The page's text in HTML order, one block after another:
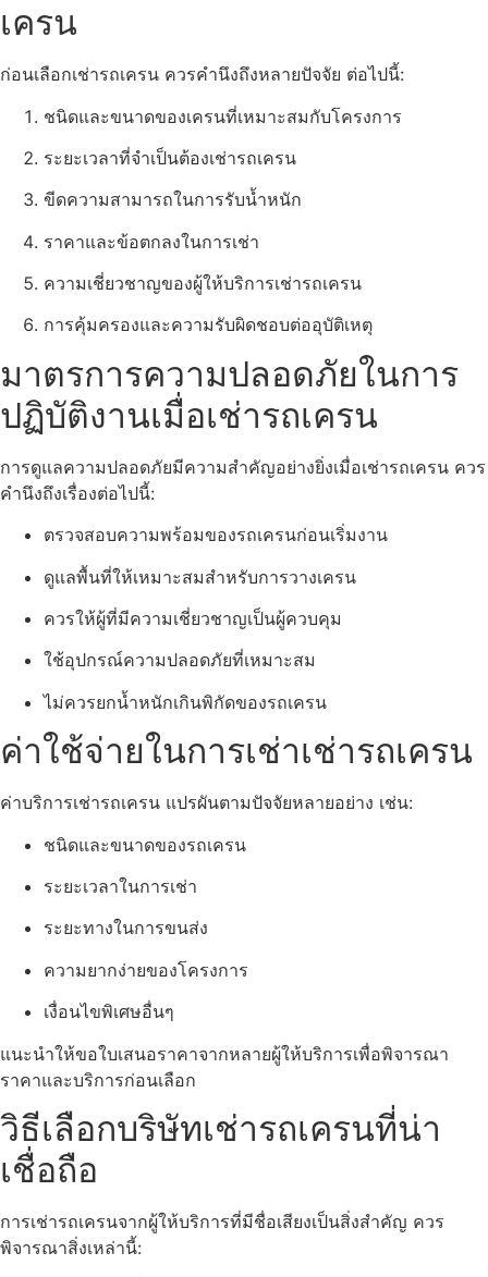
เครน
ก่อนเลือกเช่ารถเครน ควรคำนึงถึงหลายปัจจัย ต่อไปนี้:
ชนิดและขนาดของเครนที่เหมาะสมกับโครงการ
ระยะเวลาที่จำเป็นต้องเช่ารถเครน
ขีดความสามารถในการรับน้ำหนัก
ราคาและข้อตกลงในการเช่า
ความเชี่ยวชาญของผู้ให้บริการเช่ารถเครน
การคุ้มครองและความรับผิดชอบต่ออุบัติเหตุ
มาตรการความปลอดภัยในการ
ปฏิบัติงานเมื่อเช่ารถเครน
การดูแลความปลอดภัยมีความสำคัญอย่างยิ่งเมื่อเช่ารถเครน ควร
คำนึงถึงเรื่องต่อไปนี้:
ตรวจสอบความพร้อมของรถเครนก่อนเริ่มงาน
ดูแลพื้นที่ให้เหมาะสมสำหรับการวางเครน
ควรให้ผู้ที่มีความเชี่ยวชาญเป็นผู้ควบคุม
ใช้อุปกรณ์ความปลอดภัยที่เหมาะสม
ไม่ควรยกน้ำหนักเกินพิกัดของรถเครน
ค่าใช้จ่ายในการเช่าเช่ารถเครน
ค่าบริการเช่ารถเครน แปรผันตามปัจจัยหลายอย่าง เช่น:
ชนิดและขนาดของรถเครน
ระยะเวลาในการเช่า
ระยะทางในการขนส่ง
ความยากง่ายของโครงการ
เงื่อนไขพิเศษอื่นๆ
แนะนำให้ขอใบเสนอราคาจากหลายผู้ให้บริการเพื่อพิจารณา
ราคาและบริการก่อนเลือก
วิธีเลือกบริษัทเช่ารถเครนที่น่า
เชื่อถือ
การเช่ารถเครนจากผู้ให้บริการที่มีชื่อเสียงเป็นสิ่งสำคัญ ควร
พิจารณาสิ่งเหล่านี้: